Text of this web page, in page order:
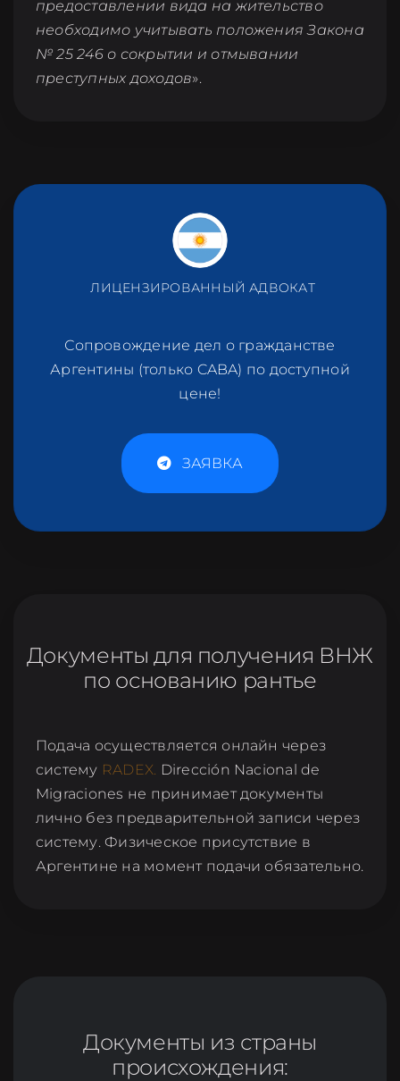
предоставлении вида на жительство
необходимо учитывать положения Закона
№ 25 246 о сокрытии и отмывании
преступных доходов».
ЛИЦЕНЗИРОВАННЫЙ АДВОКАТ
Сопровождение дел о гражданстве
Аргентины (только CABA) по доступной
цене!
ЗАЯВКА
Документы для получения ВНЖ
по основанию рантье
Подача осуществляется онлайн через
систему RADEX. Dirección Nacional de
Migraciones не принимает документы
лично без предварительной записи через
систему. Физическое присутствие в
Аргентине на момент подачи обязательно.
Документы из страны
происхождения: